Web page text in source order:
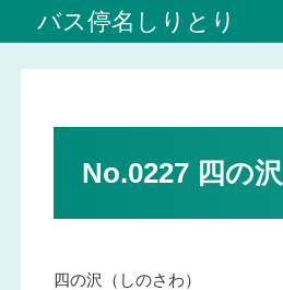
バス停名しりとり
No.0227 四の沢
四の沢（しのさわ）